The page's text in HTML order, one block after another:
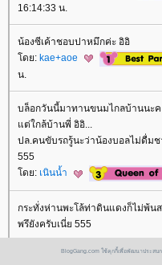
16:14:33 น.
น้องซีเค้าชอบปาหมึกค่ะ อิอิ
ดย: kae+aoe
น.
บล็อกวันนี้มาทานขนมไกลบ้านนะค
ต่ใกล้บ้านพี่ อิอิ...
ปล.คนขับรถรู้นะว่าน้องบอลไม่ดื่มช
555
ดย: เนินน้ำ
กระทั่งห่านพะโล้ท่าดินแดงก็ไม่พ้
พรึยังครับเนี่ย 555
ที่พัทยาแหล่งท่องเที่ยวดีๆ ร้านอาห
BlogGang.com ใช้คุกกี้เพื่อพัฒนาประส